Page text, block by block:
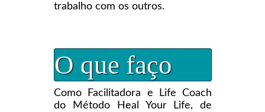
trabalho com os outros.
O que faço
Como Facilitadora e Life Coach
do Método Heal Your Life, de